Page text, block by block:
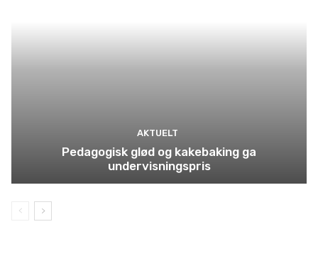
AKTUELT
Pedagogisk glød og kakebaking ga
undervisningspris